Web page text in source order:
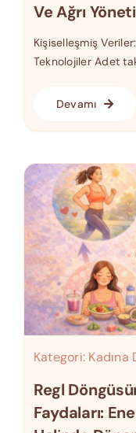
Ve Ağrı
Kişiselleşmiş
Teknolojiler Adet
Devamı
Kategori: Kadına
Regl
Faydaları: